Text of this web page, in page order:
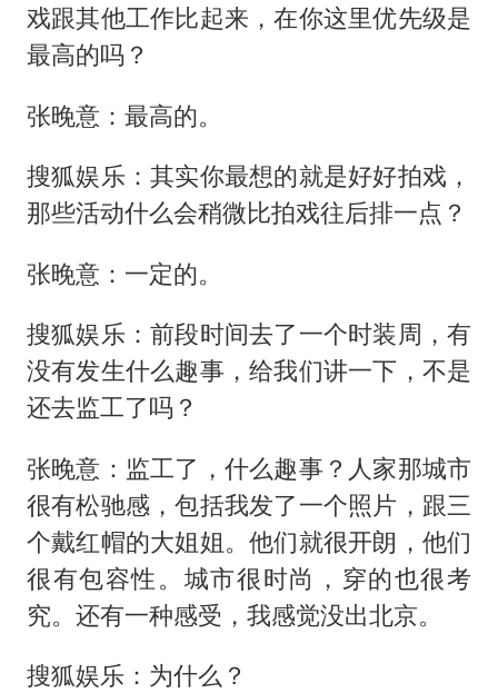
戏跟其他工作比起来，在你这里优先级是
最高的吗？
张晚意：最高的。
搜狐娱乐：其实你最想的就是好好拍戏，
那些活动什么会稍微比拍戏往后排一点？
张晚意：一定的。
搜狐娱乐：前段时间去了一个时装周，有
没有发生什么趣事，给我们讲一下，不是
还去监工了吗？
张晚意：监工了，什么趣事？人家那城市
很有松驰感，包括我发了一个照片，跟三
个戴红帽的大姐姐。他们就很开朗，他们
很有包容性。城市很时尚，穿的也很考
究。还有一种感受，我感觉没出北京。
搜狐娱乐：为什么？